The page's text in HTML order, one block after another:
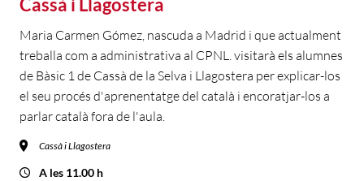
Cassà i Llagostera
Maria Carmen Gómez, nascuda a Madrid i que actualment
treballa com a administrativa al CPNL. visitarà els alumnes
de Bàsic 1 de Cassà de la Selva i Llagostera per explicar-los
el seu procés d'aprenentatge del català i encoratjar-los a
parlar català fora de l'aula.
Cassà i Llagostera
A les 11.00 h